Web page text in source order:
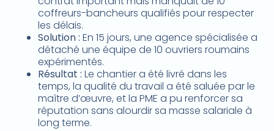
coffreurs-bancheurs qualifiés pour respecter
les délais.
Solution : En 15 jours, une agence spécialisée a
détaché une équipe de 10 ouvriers roumains
expérimentés.
Résultat : Le chantier a été livré dans les
temps, la qualité du travail a été saluée par le
maître d’œuvre, et la PME a pu renforcer sa
réputation sans alourdir sa masse salariale à
long terme.